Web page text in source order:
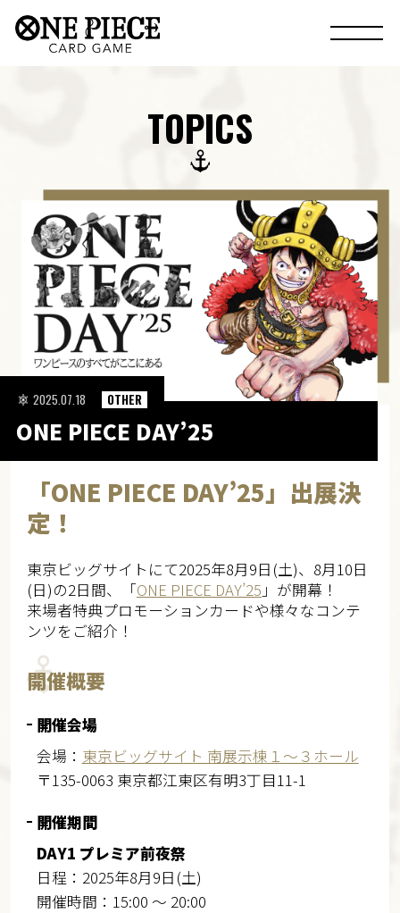
TOPICS
ONE PIECE DAY’25
2025.07.18 OTHER
「ONE PIECE DAY’25」出展決
定！
東京ビッグサイトにて2025年8月9日(土)、8月10日
(日)の2日間、「ONE PIECE DAY’25 」が開幕！
来場者特典プロモーションカードや様々なコンテ
ンツをご紹介！
開催概要
開催会場
会場： 東京ビッグサイト 南展示棟１～３ホール
〒135-0063 東京都江東区有明3丁目11-1
開催期間
DAY1 プレミア前夜祭
日程：2025年8月9日(土)
開催時間：15:00 ～ 20:00